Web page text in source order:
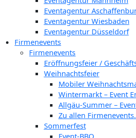
Eventagentur
Eventagentur Wiesbaden
Eventagentur Düsseldorf
Firmenevents
Firmenevents
Eröffnungsfeier /
Weihnachtsfeier
Mobiler
Wintermarkt – Event
Allgäu-Summer –
Zu allen
Sommerfest
Event-BBQ